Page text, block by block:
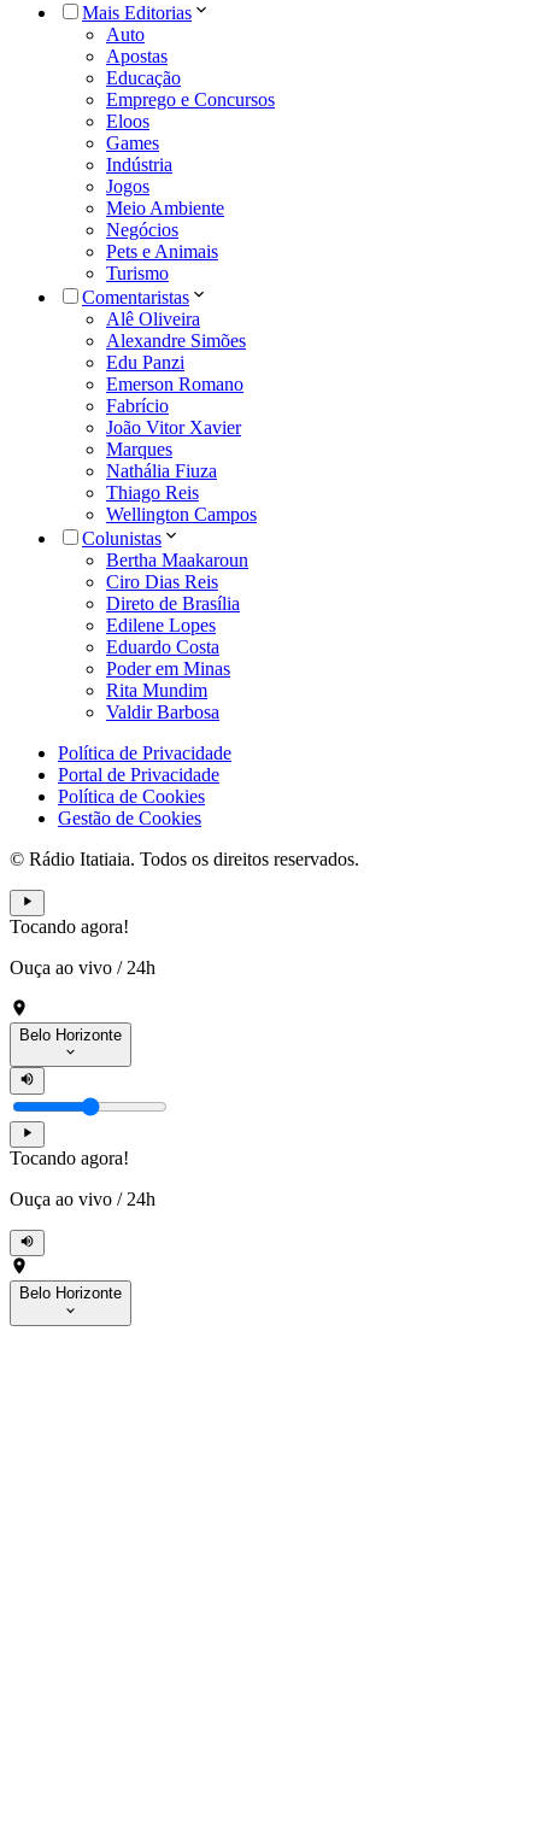
Mais Editorias
Auto
Apostas
Educação
Emprego e Concursos
Eloos
Games
Indústria
Jogos
Meio Ambiente
Negócios
Pets e Animais
Turismo
Comentaristas
Alê Oliveira
Alexandre Simões
Edu Panzi
Emerson Romano
Fabrício
João Vitor Xavier
Marques
Nathália Fiuza
Thiago Reis
Wellington Campos
Colunistas
Bertha Maakaroun
Ciro Dias Reis
Direto de Brasília
Edilene Lopes
Eduardo Costa
Poder em Minas
Rita Mundim
Valdir Barbosa
Política de Privacidade
Portal de Privacidade
Política de Cookies
Gestão de Cookies
© Rádio Itatiaia. Todos os direitos reservados.
Tocando agora!
Ouça ao vivo / 24h
Belo Horizonte
Tocando agora!
Ouça ao vivo / 24h
Belo Horizonte